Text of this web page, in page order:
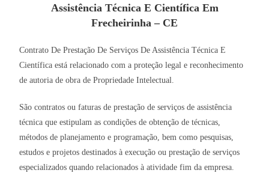
Assistência Técnica E Científica Em
Frecheirinha – CE
Contrato De Prestação De Serviços De Assistência Técnica E
Científica está relacionado com a proteção legal e reconhecimento
de autoria de obra de Propriedade Intelectual.
São contratos ou faturas de prestação de serviços de assistência
técnica que estipulam as condições de obtenção de técnicas,
métodos de planejamento e programação, bem como pesquisas,
estudos e projetos destinados à execução ou prestação de serviços
especializados quando relacionados à atividade fim da empresa.